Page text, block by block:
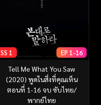
SS 1 EP 1-16
Tell Me What You Saw
(2020) พูดในสิ่งที่คุณเห็น
ตอนที่ 1-16 จบ ซับไทย/
พากย์ไทย